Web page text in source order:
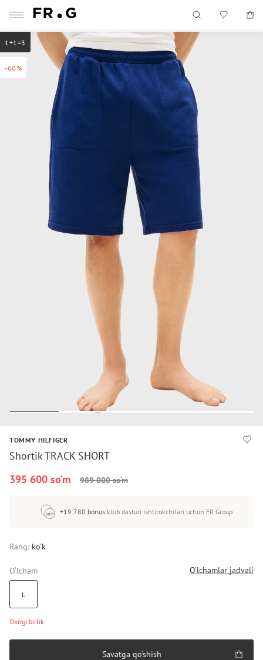
-60%
1+1=3
TOMMY HILFIGER
Shortik TRACK SHORT
395 600 so‘m
989 000 so‘m
+19 780 bonus klub dasturi ishtirokchilari uchun FR Group
Rang: ko'k
O‘lcham O‘lchamlar jadvali
L
Oxirgi birlik
Savatga qo‘shish